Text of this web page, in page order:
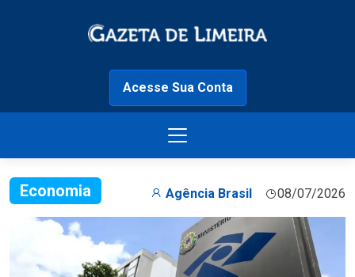
Acesse Sua Conta
Economia Agência Brasil 08/07/2026